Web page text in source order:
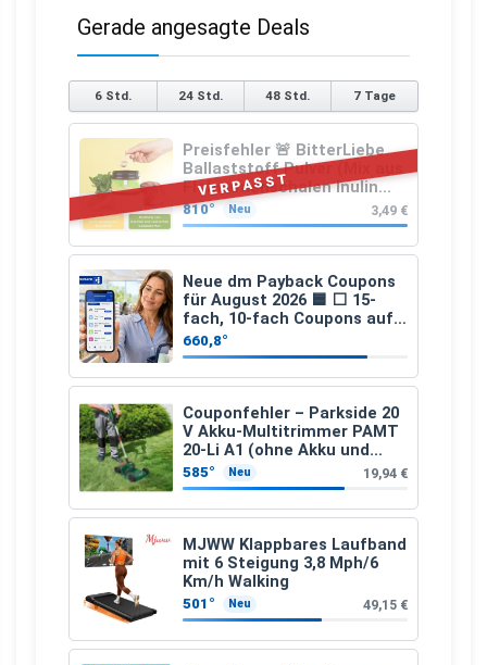
Gerade angesagte Deals
6 Std. 24 Std. 48 Std. 7 Tage
VERPASST
Preisfehler 🚨 BitterLiebe
Ballaststoff Pulver (Mix aus
Flohsamenschalen Inulin
(Präbiotika) Leinsamen &
Apfelfaser)
810° Neu 3,49 €
Neue dm Payback Coupons
für August 2026 🟦 ⬜ 15-
fach, 10-fach Coupons auf
den gesamten Einkauf ab 2
€
660,8°
Couponfehler – Parkside 20
V Akku-Multitrimmer PAMT
20-Li A1 (ohne Akku und
Ladegerät)
585° Neu 19,94 €
MJWW Klappbares Laufband
mit 6 Steigung 3,8 Mph/6
Km/h Walking
501° Neu 49,15 €